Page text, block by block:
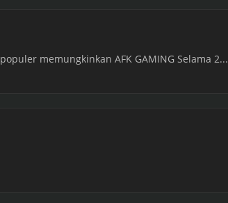
memungkinkan AFK GAMING Selama 2...